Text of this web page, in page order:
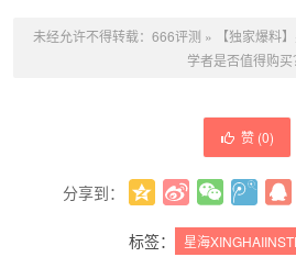
未经允许不得转载： 666评测 »
【独家爆料
学者是否值得购买
赞 (0)
分享到：
标签：
星海